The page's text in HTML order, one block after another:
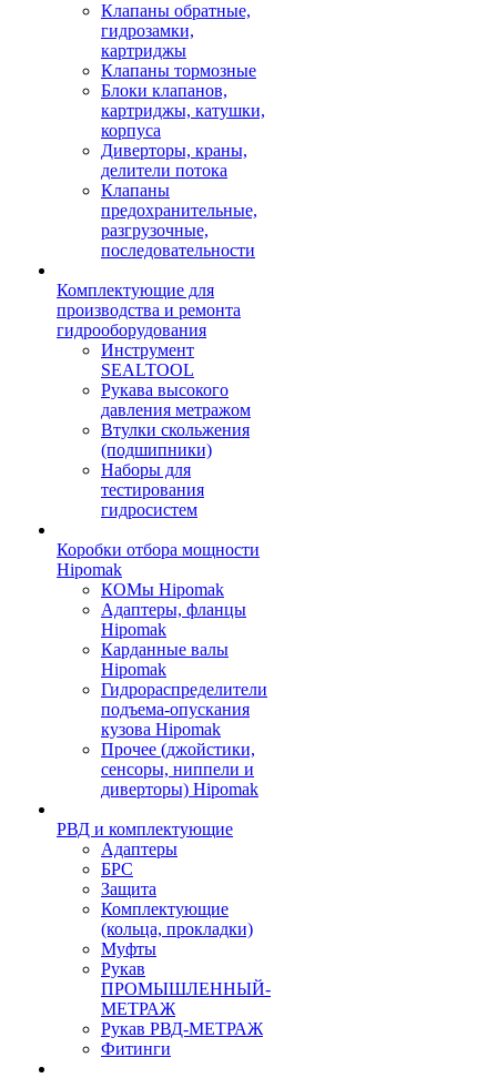
Клапаны обратные,
гидрозамки,
картриджы
Клапаны тормозные
Блоки клапанов,
картриджы, катушки,
корпуса
Диверторы, краны,
делители потока
Клапаны
предохранительные,
разгрузочные,
последовательности
Комплектующие для
производства и ремонта
гидрооборудования
Инструмент
SEALTOOL
Рукава высокого
давления метражом
Втулки скольжения
(подшипники)
Наборы для
тестирования
гидросистем
Коробки отбора мощности
Hipomak
КОМы Hipomak
Адаптеры, фланцы
Hipomak
Карданные валы
Hipomak
Гидрораспределители
подъема-опускания
кузова Hipomak
Прочее (джойстики,
сенсоры, ниппели и
диверторы) Hipomak
РВД и комплектующие
Адаптеры
БРС
Защита
Комплектующие
(кольца, прокладки)
Муфты
Рукав
ПРОМЫШЛЕННЫЙ-
МЕТРАЖ
Рукав РВД-МЕТРАЖ
Фитинги